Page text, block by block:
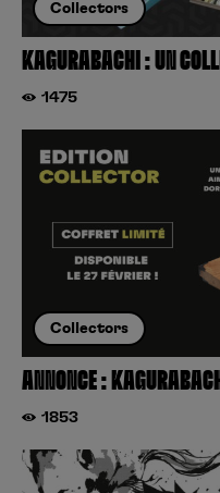
Collectors
KAGURABACHI : UN
1475
Collectors
ANNONCE :
1853